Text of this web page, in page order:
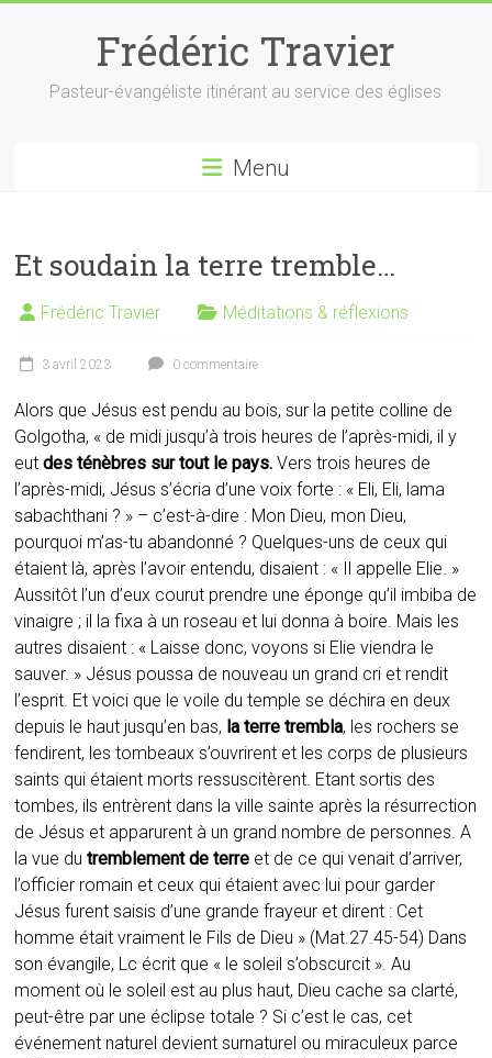
Frédéric Travier
Pasteur-évangéliste itinérant au service des églises
Menu
Et soudain la terre tremble…
Frédéric Travier Méditations & réflexions
3 avril 2023 0 commentaire
Alors que Jésus est pendu au bois, sur la petite colline de
Golgotha, « de midi jusqu’à trois heures de l’après-midi, il y
eutdes ténèbres sur tout le pays. Vers trois heures de
l’après-midi, Jésus s’écria d’une voix forte : « Eli, Eli, lama
sabachthani ? » – c’est-à-dire : Mon Dieu, mon Dieu,
pourquoi m’as-tu abandonné ? Quelques-uns de ceux qui
étaient là, après l’avoir entendu, disaient : « Il appelle Elie. »
Aussitôt l’un d’eux courut prendre une éponge qu’il imbiba de
vinaigre ; il la fixa à un roseau et lui donna à boire. Mais les
autres disaient : « Laisse donc, voyons si Elie viendra le
sauver. » Jésus poussa de nouveau un grand cri et rendit
l’esprit. Et voici que le voile du temple se déchira en deux
depuis le haut jusqu’en bas, la terre trembla, les rochers se
fendirent, les tombeaux s’ouvrirent et les corps de plusieurs
saints qui étaient morts ressuscitèrent. Etant sortis des
tombes, ils entrèrent dans la ville sainte après la résurrection
de Jésus et apparurent à un grand nombre de personnes. A
la vue dutremblement de terre et de ce qui venait d’arriver,
l’officier romain et ceux qui étaient avec lui pour garder
Jésus furent saisis d’une grande frayeur et dirent : Cet
homme était vraiment le Fils de Dieu » (Mat.27.45-54) Dans
son évangile, Lc écrit que « le soleil s’obscurcit ». Au
moment où le soleil est au plus haut, Dieu cache sa clarté,
peut-être par une éclipse totale ? Si c’est le cas, cet
événement naturel devient surnaturel ou miraculeux parce